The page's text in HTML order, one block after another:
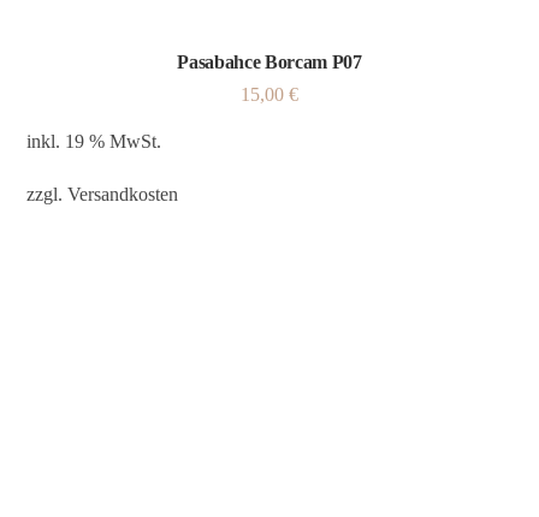
Pasabahce Borcam P07
15,00 €
inkl. 19 % MwSt.
zzgl.Versandkosten